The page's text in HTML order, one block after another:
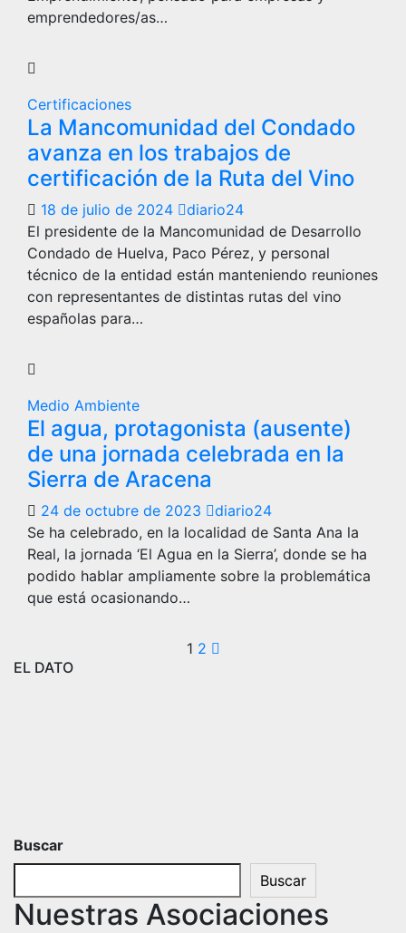
emprendedores/as…
Certificaciones
La Mancomunidad del Condado
avanza en los trabajos de
certificación de la Ruta del Vino
18 de julio de 2024
diario24
El presidente de la Mancomunidad de Desarrollo
Condado de Huelva, Paco Pérez, y personal
técnico de la entidad están manteniendo reuniones
con representantes de distintas rutas del vino
españolas para…
Medio Ambiente
El agua, protagonista (ausente)
de una jornada celebrada en la
Sierra de Aracena
24 de octubre de 2023
diario24
Se ha celebrado, en la localidad de Santa Ana la
Real, la jornada ‘El Agua en la Sierra’, donde se ha
podido hablar ampliamente sobre la problemática
que está ocasionando…
Paginación
1 2
EL DATO
Buscar
Buscar
Nuestras Asociaciones